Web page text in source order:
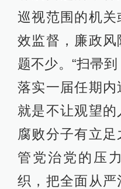
巡视范围的机
效监督，廉政
题不少。“扫帚
落实一届任期内
就是不让观望
腐败分子有立
管党治党的压
织，把全面从